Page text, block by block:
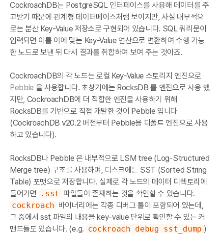
CockroachDB는 PostgreSQL 인터페이스를 사용해 데이터를 주
고받기 때문에 관계형 데이터베이스처럼 보이지만, 사실 내부적으
로는 분산 Key-Value 저장소로 구현되어 있습니다. SQL 쿼리문이
입력되면 이를 이에 맞는 Key-Value 연산으로 변환하여 수행 가능
한 노드로 보낸 뒤 다시 결과를 취합하여 보여 주는 것이죠.
CockroachDB의 각 노드는 로컬 Key-Value 스토리지 엔진으로
Pebble 을 사용합니다. 초창기에는 RocksDB 를 엔진으로 사용 했
지만, CockroachDB에 더 적합한 엔진을 사용하기 위해
RocksDB를 기반으로 직접 개발한 것이 Pebble 입니다
(CockroachDB v20.2 버전부터 Pebble을 디폴트 엔진으로 사용
하고 있습니다).
RocksDB나 Pebble 은 내부적으로 LSM tree (Log-Structured
Merge tree) 구조를 사용하며, 디스크에는 SST (Sorted String
Table) 포맷으로 저장합니다. 실제로 각 노드의 데이터 디렉토리에
들어가면
.sst 파일들이 존재하는 것을 확인할 수 있습니다.
cockroach 바이너리에는 각종 디버그 툴이 포함되어 있는데,
그 중에서 sst 파일의 내용을 key-value 단위로 확인할 수 있는 커
맨드들도 있습니다. (e.g. cockroach debug sst_dump )